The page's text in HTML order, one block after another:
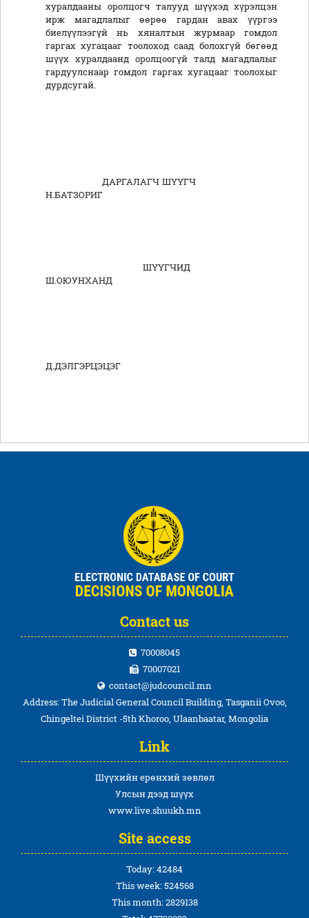
хуралдааны оролцогч талууд шүүхэд хүрэлцэн
ирж магадлалыг өөрөө гардан авах үүргээ
биелүүлээгүй нь хяналтын журмаар гомдол
гаргах хугацааг тоолоход саад болохгүй бөгөөд
шүүх хуралдаанд оролцоогүй талд магадлалыг
гардуулснаар гомдол гаргах хугацааг тоолохыг
дурдсугай.
ДАРГАЛАГЧ ШҮҮГЧ
Н.БАТЗОРИГ
ШҮҮГЧИД
Ш.ОЮУНХАНД
Д.ДЭЛГЭРЦЭЦЭГ
Contact us
70008045
70007021
contact@judcouncil.mn
Address: The Judicial General Council Building, Tasganii Ovoo,
Chingeltei District -5th Khoroo, Ulaanbaatar, Mongolia
Link
Шүүхийн ерөнхий зөвлөл
Улсын дээд шүүх
www.live.shuukh.mn
Site access
Today: 42484
This week: 524568
This month: 2829138